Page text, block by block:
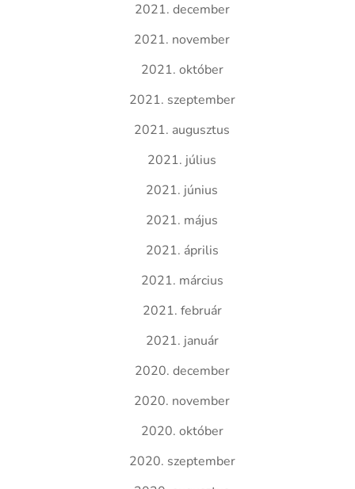
2021. december
2021. november
2021. október
2021. szeptember
2021. augusztus
2021. július
2021. június
2021. május
2021. április
2021. március
2021. február
2021. január
2020. december
2020. november
2020. október
2020. szeptember